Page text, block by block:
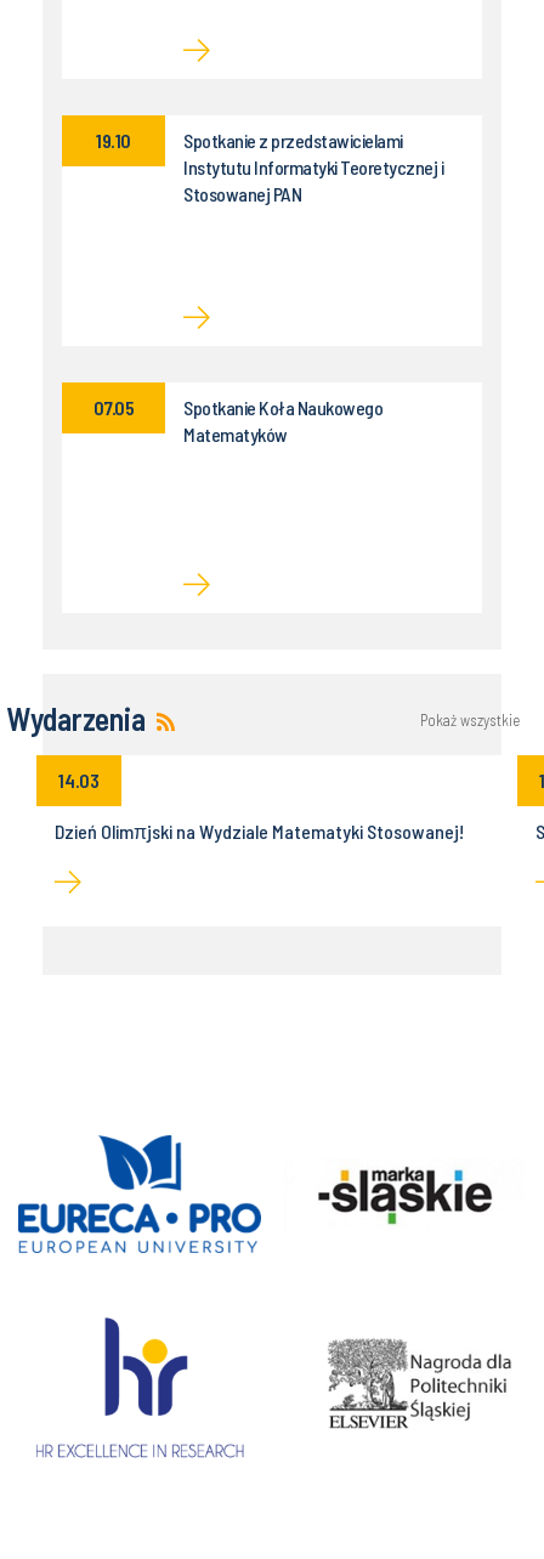
Spotkanie z przedstawicielami
Instytutu Informatyki Teoretycznej i
Stosowanej PAN
19.10
Spotkanie Koła Naukowego
Matematyków
07.05
Wydarzenia Pokaż wszystkie
14.03
Dzień Olimπjski na Wydziale Matematyki Stosowanej!